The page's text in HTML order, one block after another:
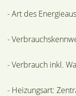
- Art des
-
- Verbrauch inkl.
- Heizungsart: